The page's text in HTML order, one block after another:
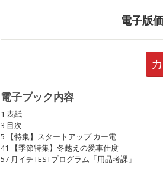
電子版
電子ブック内容
1 表紙
3 目次
5 【特集】スタートアップ カー電
41 【季節特集】冬越えの愛車仕度
57 月イチTESTプログラム「用品考課」